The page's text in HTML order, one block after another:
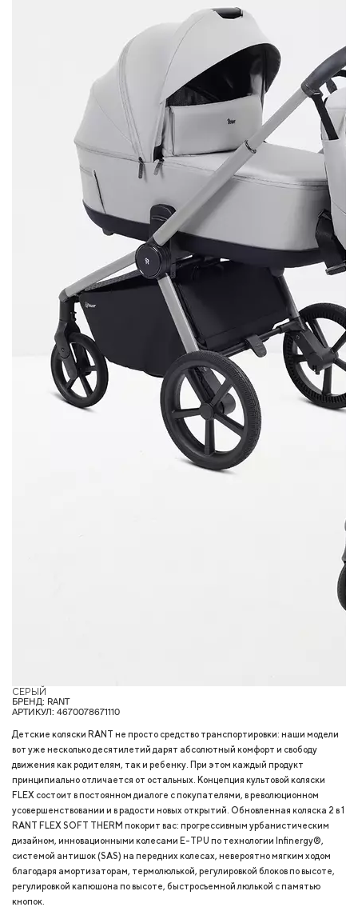
СЕРЫЙ
БРЕНД: RANT
АРТИКУЛ: 4670078671110
Детские коляски RANT не просто средство транспортировки: наши модели
вот уже несколько десятилетий дарят абсолютный комфорт и свободу
движения как родителям, так и ребенку. При этом каждый продукт
принципиально отличается от остальных. Концепция культовой коляски
FLEX состоит в постоянном диалоге с покупателями, в революционном
усовершенствовании и в радости новых открытий. Обновленная коляска 2 в 1
RANT FLEX SOFT THERM покорит вас: прогрессивным урбанистическим
дизайном, инновационными колесами E-TPU по технологии Infinergy®,
системой антишок (SAS) на передних колесах, невероятно мягким ходом
благодаря амортизаторам, термолюлькой, регулировкой блоков по высоте,
регулировкой капюшона по высоте, быстросъемной люлькой с памятью
кнопок.